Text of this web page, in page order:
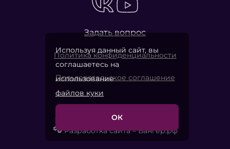
Задать вопрос
Политика конфиденциальности
Пользовательское соглашение
2026 © «Азия Мьюзик Компани»
Разработка сайта – Вангер.рф
Используя данный сайт, вы
соглашаетесь на
использование
файлов куки
ОК